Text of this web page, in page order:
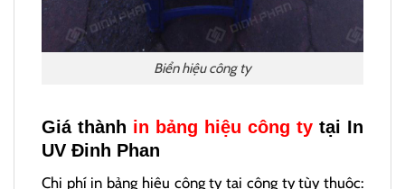
Biển hiệu công ty
Giá thành in bảng hiệu công ty tại In
UV Đinh Phan
Chi phí in bảng hiệu công ty tại công ty tùy thuộc: